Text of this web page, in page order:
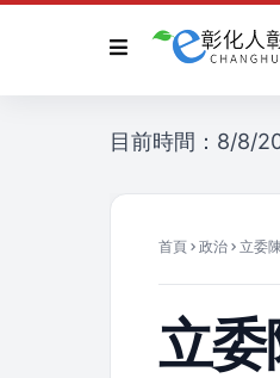
目前時間：8/8/
首頁 政治 立委
立